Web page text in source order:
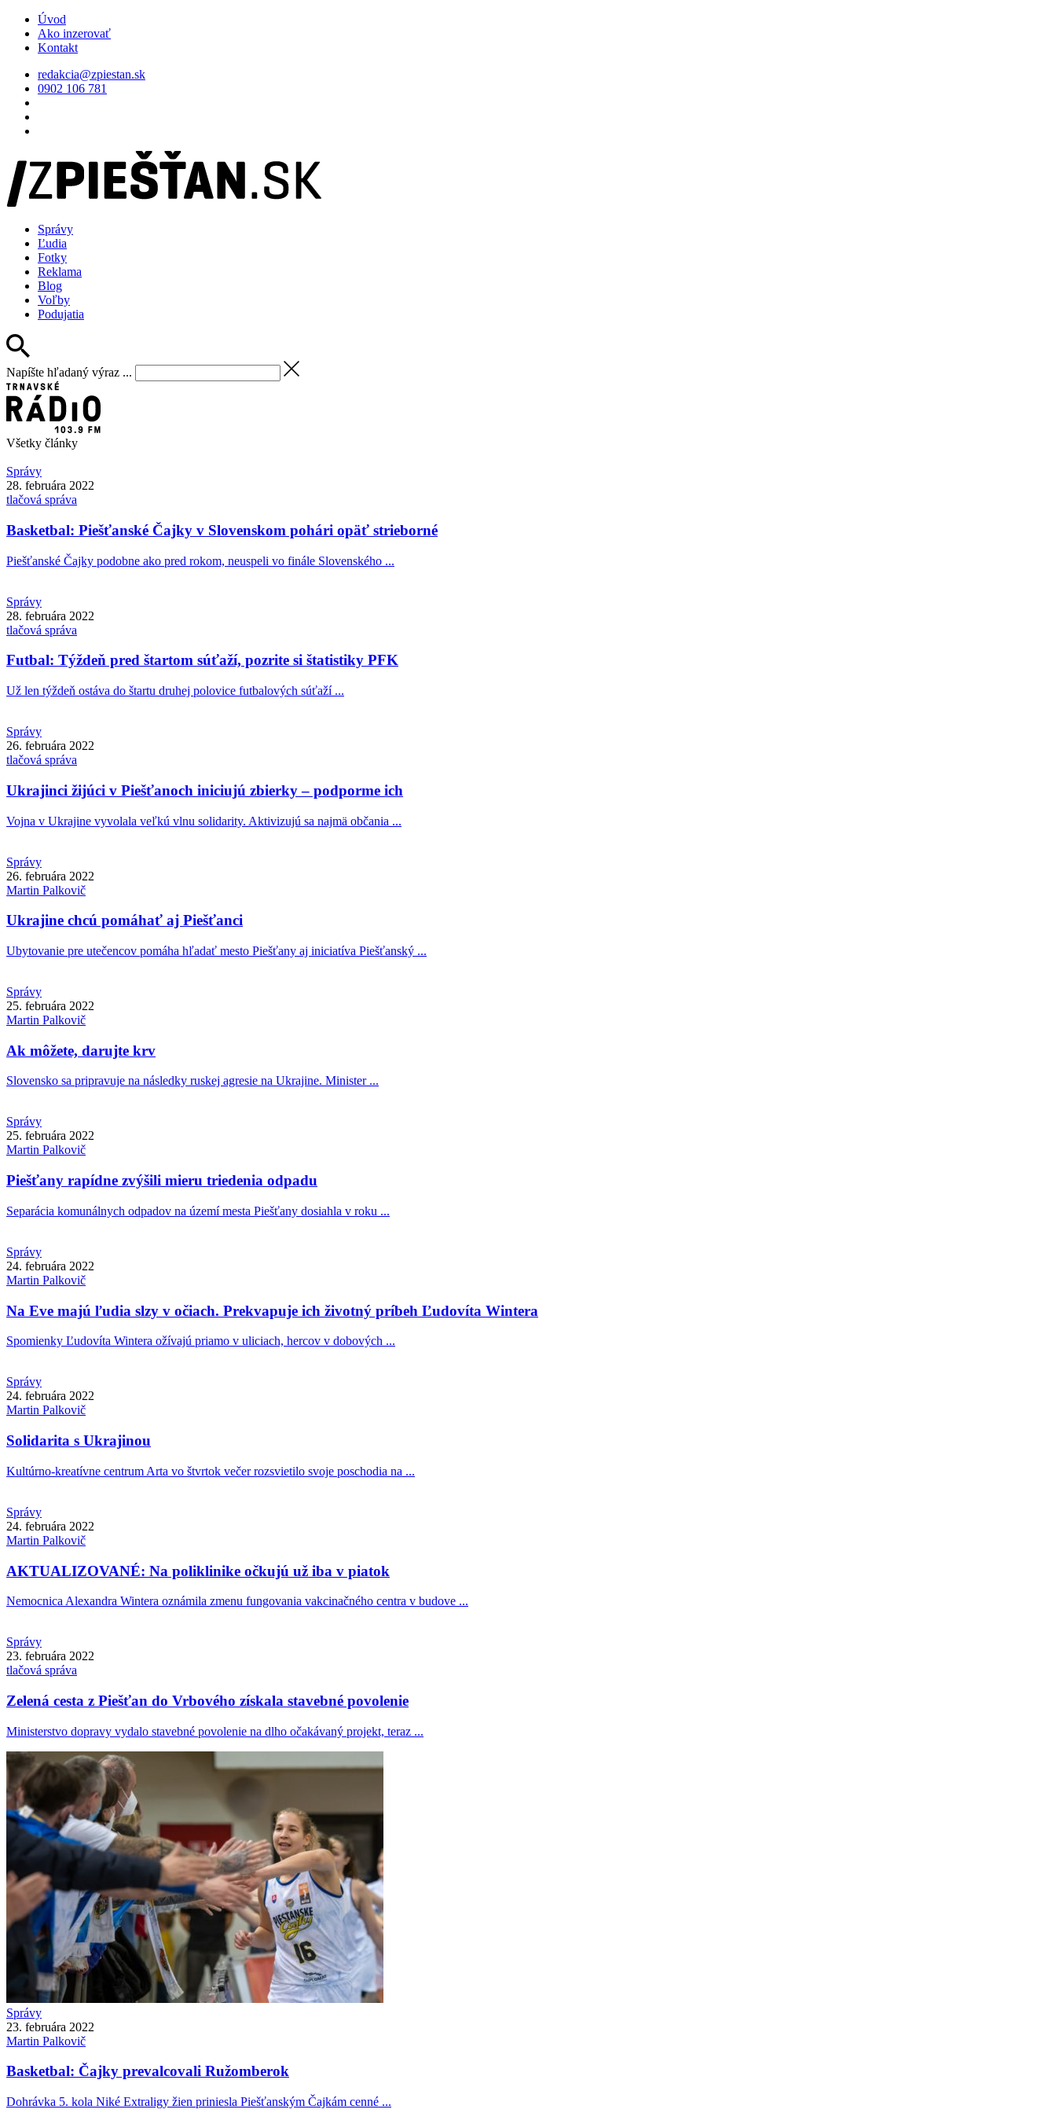
Úvod
Ako inzerovať
Kontakt
redakcia@zpiestan.sk
0902 106 781
Správy
Ľudia
Fotky
Reklama
Blog
Voľby
Podujatia
Napíšte hľadaný výraz ...
Všetky články
Správy
28. februára 2022
tlačová správa
Basketbal: Piešťanské Čajky v Slovenskom pohári opäť strieborné
Piešťanské Čajky podobne ako pred rokom, neuspeli vo finále Slovenského ...
Správy
28. februára 2022
tlačová správa
Futbal: Týždeň pred štartom súťaží, pozrite si štatistiky PFK
Už len týždeň ostáva do štartu druhej polovice futbalových súťaží ...
Správy
26. februára 2022
tlačová správa
Ukrajinci žijúci v Piešťanoch iniciujú zbierky – podporme ich
Vojna v Ukrajine vyvolala veľkú vlnu solidarity. Aktivizujú sa najmä občania ...
Správy
26. februára 2022
Martin Palkovič
Ukrajine chcú pomáhať aj Piešťanci
Ubytovanie pre utečencov pomáha hľadať mesto Piešťany aj iniciatíva Piešťanský ...
Správy
25. februára 2022
Martin Palkovič
Ak môžete, darujte krv
Slovensko sa pripravuje na následky ruskej agresie na Ukrajine. Minister ...
Správy
25. februára 2022
Martin Palkovič
Piešťany rapídne zvýšili mieru triedenia odpadu
Separácia komunálnych odpadov na území mesta Piešťany dosiahla v roku ...
Správy
24. februára 2022
Martin Palkovič
Na Eve majú ľudia slzy v očiach. Prekvapuje ich životný príbeh Ľudovíta Wintera
Spomienky Ľudovíta Wintera ožívajú priamo v uliciach, hercov v dobových ...
Správy
24. februára 2022
Martin Palkovič
Solidarita s Ukrajinou
Kultúrno-kreatívne centrum Arta vo štvrtok večer rozsvietilo svoje poschodia na ...
Správy
24. februára 2022
Martin Palkovič
AKTUALIZOVANÉ: Na poliklinike očkujú už iba v piatok
Nemocnica Alexandra Wintera oznámila zmenu fungovania vakcinačného centra v budove ...
Správy
23. februára 2022
tlačová správa
Zelená cesta z Piešťan do Vrbového získala stavebné povolenie
Ministerstvo dopravy vydalo stavebné povolenie na dlho očakávaný projekt, teraz ...
Správy
23. februára 2022
Martin Palkovič
Basketbal: Čajky prevalcovali Ružomberok
Dohrávka 5. kola Niké Extraligy žien priniesla Piešťanským Čajkám cenné ...